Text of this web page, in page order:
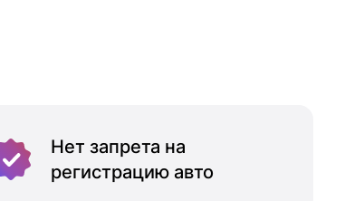
Нет запрета на
регистрацию авто